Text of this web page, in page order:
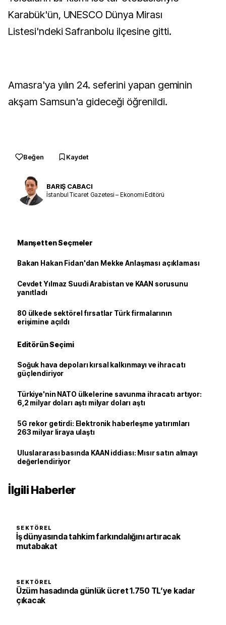
Karabük'ün, UNESCO Dünya Mirası
Listesi'ndeki Safranbolu ilçesine gitti.
Amasra'ya yılın 24. seferini yapan geminin
akşam Samsun'a gideceği öğrenildi.
Beğen Kaydet
BARIŞ CABACI
İstanbul Ticaret Gazetesi – Ekonomi Editörü
Manşetten Seçmeler
Bakan Hakan Fidan'dan Mekke Anlaşması açıklaması
Cevdet Yılmaz Suudi Arabistan ve KAAN sorusunu
yanıtladı
80 ülkede sektörel fırsatlar Türk firmalarının
erişimine açıldı
Editörün Seçimi
Soğuk hava depoları kırsal kalkınmayı ve ihracatı
güçlendiriyor
Türkiye'nin NATO ülkelerine savunma ihracatı artıyor:
6,2 milyar doları aştı milyar doları aştı
5G rekor getirdi: Elektronik haberleşme yatırımları
263 milyar liraya ulaştı
Uluslararası basında KAAN iddiası: Mısır satın almayı
değerlendiriyor
İlgili Haberler
SEKTÖREL
İş dünyasında tahkim farkındalığını artıracak
mutabakat
SEKTÖREL
Üzüm hasadında günlük ücret 1.750 TL’ye kadar
çıkacak